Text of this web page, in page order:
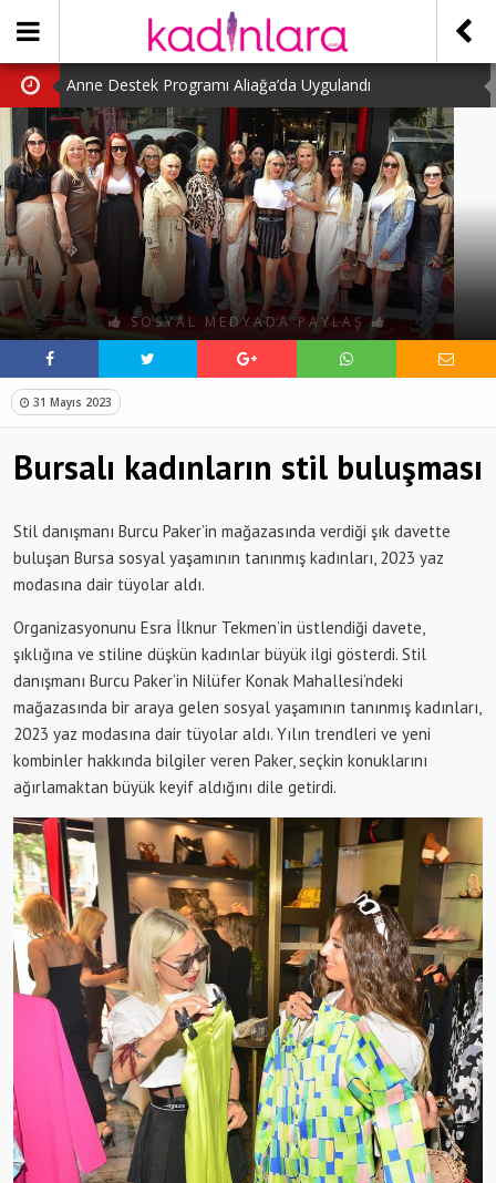
Anne Destek Programı Aliağa’da Uygulandı
Türk Halk Oyunları Topluluğu Büyüledi
Kübra Kuş “Kadınlar Sporda Öncü ve Güçlü”
Çocuklara Özel Kaplumbağa Etkinliği
Kübra Engellilere Umut Oluyor
SOSYAL MEDYADA PAYLAŞ
31 Mayıs 2023
Bursalı kadınların stil buluşması
Stil danışmanı Burcu Paker’in mağazasında verdiği şık davette
buluşan Bursa sosyal yaşamının tanınmış kadınları, 2023 yaz
modasına dair tüyolar aldı.
Organizasyonunu Esra İlknur Tekmen’in üstlendiği davete,
şıklığına ve stiline düşkün kadınlar büyük ilgi gösterdi. Stil
danışmanı Burcu Paker’in Nilüfer Konak Mahallesi’ndeki
mağazasında bir araya gelen sosyal yaşamının tanınmış kadınları,
2023 yaz modasına dair tüyolar aldı. Yılın trendleri ve yeni
kombinler hakkında bilgiler veren Paker, seçkin konuklarını
ağırlamaktan büyük keyif aldığını dile getirdi.